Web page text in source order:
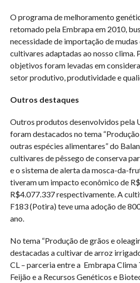
O programa de melhoramento
retomado pela Embrapa em 2010,
necessidade de importação de mudas
cultivares adaptadas ao nosso clima.
objetivos foram levadas em
setor produtivo, produtividade e
Outros destaques
Outros produtos desenvolvidos pela
foram destacados no tema
outras espécies alimentares” do
cultivares de pêssego de conserva
e o sistema de alerta da mosca-da-
tiveram um impacto econômico de
R$4.077.337 respectivamente. A
F183 (Potira) teve uma adoção de
ano.
No tema “Produção de grãos e
destacadas a cultivar de arroz
CL – parceria entre a Embrapa Clima
Feijão e a Recursos Genéticos e